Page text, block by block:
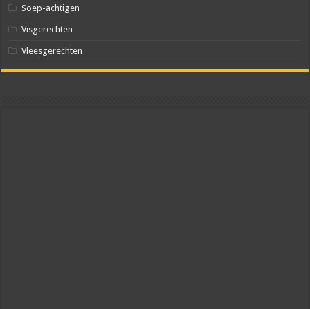
Soep-achtigen
Visgerechten
Vleesgerechten